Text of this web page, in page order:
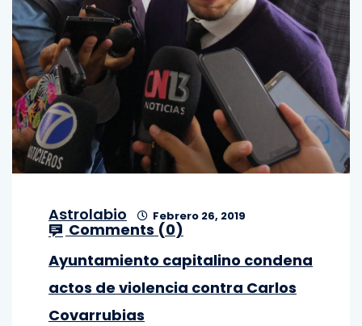
Astrolabio Febrero 26, 2019
Comments (0)
Ayuntamiento capitalino condena
actos de violencia contra Carlos
Covarrubias